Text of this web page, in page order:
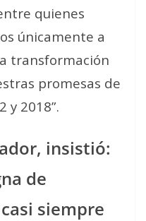
quienes
únicamente a
transformación
promesas de
y 2018”.
insistió:
de
siempre